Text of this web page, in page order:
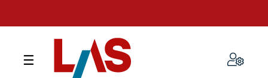
navigazione
☰